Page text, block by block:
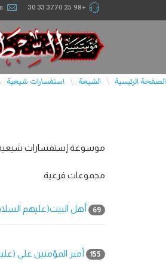
+98 25 3770 33 30
الصفحة الرئيسية \ الشيعة \ استفسارات شيعية
موسوعة إستفسارات شیعیة
مجموعات فرعية
69 أهل البيت(عليهم
155 أمير المؤمنين علي